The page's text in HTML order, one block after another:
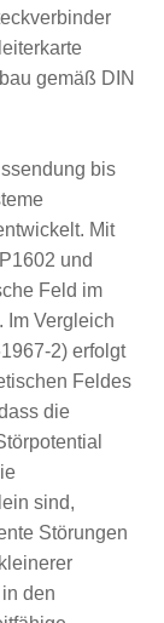
gemäß DIN
bis
Mit
und
Feld im
Im Vergleich
erfolgt
Feldes
die
sind,
Störungen
den